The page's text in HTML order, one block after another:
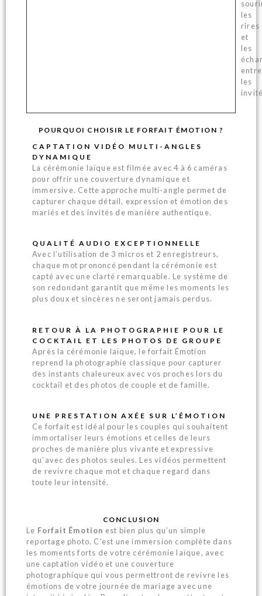
les
rires
et
les
entre
les
POURQUOI CHOISIR LE FORFAIT ÉMOTION ?
CAPTATION VIDÉO MULTI-ANGLES
DYNAMIQUE
La cérémonie laïque est filmée avec 4 à 6 caméras
pour offrir une couverture dynamique et
immersive. Cette approche multi-angle permet de
capturer chaque détail, expression et émotion des
mariés et des invités de manière authentique.
QUALITÉ AUDIO EXCEPTIONNELLE
Avec l’utilisation de 3 micros et 2 enregistreurs,
chaque mot prononcé pendant la cérémonie est
capté avec une clarté remarquable. Le système de
son redondant garantit que même les moments les
plus doux et sincères ne seront jamais perdus.
RETOUR À LA PHOTOGRAPHIE POUR LE
COCKTAIL ET LES PHOTOS DE GROUPE
Après la cérémonie laïque, le forfait Émotion
reprend la photographie classique pour capturer
des instants chaleureux avec vos proches lors du
cocktail et des photos de couple et de famille.
UNE PRESTATION AXÉE SUR L’ÉMOTION
Ce forfait est idéal pour les couples qui souhaitent
immortaliser leurs émotions et celles de leurs
proches de manière plus vivante et expressive
qu’avec des photos seules. Les vidéos permettent
de revivre chaque mot et chaque regard dans
toute leur intensité.
CONCLUSION
Le Forfait Émotion est bien plus qu’un simple
reportage photo. C’est une immersion complète dans
les moments forts de votre cérémonie laïque, avec
une captation vidéo et une couverture
photographique qui vous permettront de revivre les
émotions de votre journée de mariage avec une